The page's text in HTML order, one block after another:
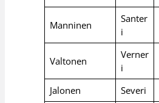
Manninen
Santer
i
Valtonen
Verner
i
Jalonen Severi